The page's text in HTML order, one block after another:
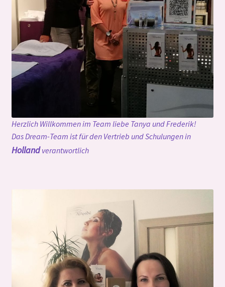
Herzlich Willkommen im Team liebe Tanya und Frederik!
Das Dream-Team ist für den Vertrieb und Schulungen in
Hollandverantwortlich